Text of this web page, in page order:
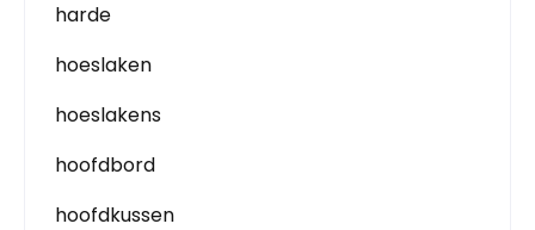
harde
hoeslaken
hoeslakens
hoofdbord
hoofdkussen